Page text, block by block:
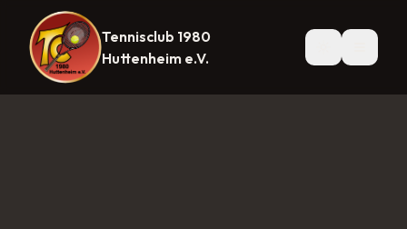
Tennisclub 1980
Huttenheim e.V.
Startseite NewsMannschaften Herren 30